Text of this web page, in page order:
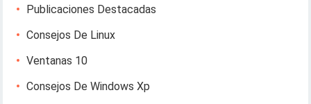
Publicaciones Destacadas
Consejos De Linux
Ventanas 10
Consejos De Windows Xp